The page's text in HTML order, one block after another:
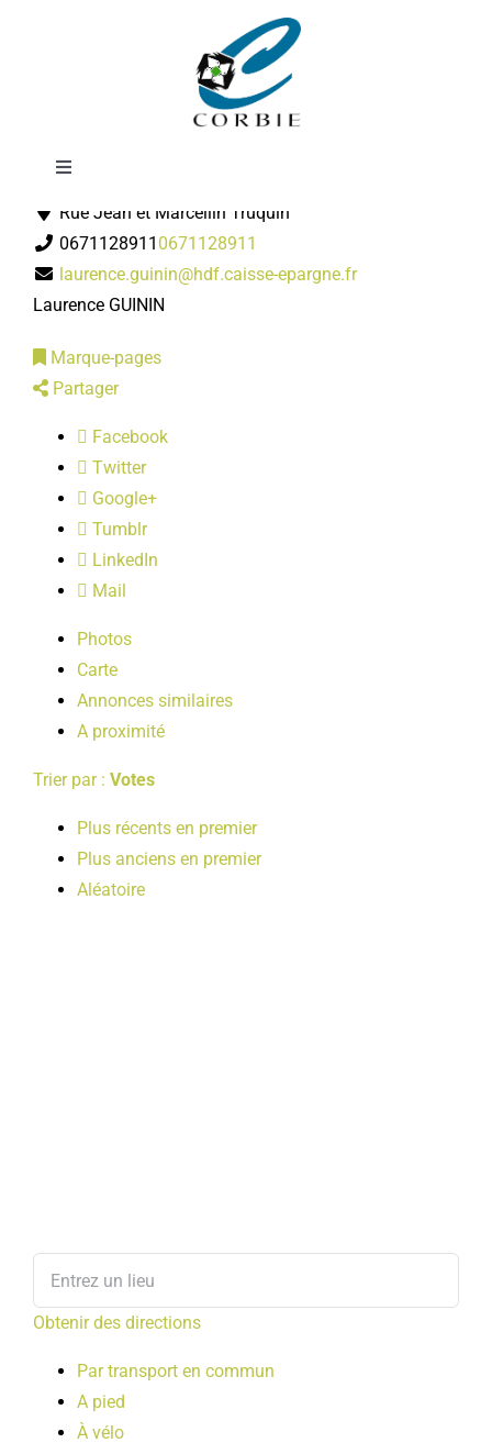
Toggle
Mairie
DÉMARCHES ADMINISTRATIVES
SERVICES MUNICIPAUX
PRATIQUE
PUBLICATIONS
Caisse d'épargne
Rue Jean et Marcellin Truquin
0671128911 0671128911
laurence.guinin@hdf.caisse-epargne.fr
Laurence GUININ
Marque-pages
Partager
Facebook
Twitter
Google+
Tumblr
LinkedIn
Mail
Photos
Carte
Annonces similaires
A proximité
Trier par : Votes
Plus récents en premier
Plus anciens en premier
Aléatoire
Obtenir des directions
Par transport en commun
A pied
À vélo